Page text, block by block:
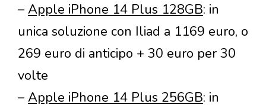
– Apple iPhone 14 Plus 128GB: in
unica soluzione con Iliad a 1169 euro, o
269 euro di anticipo + 30 euro per 30
volte
– Apple iPhone 14 Plus 256GB: in